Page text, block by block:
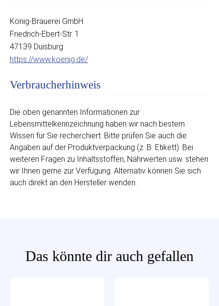
König-Brauerei GmbH
Friedrich-Ebert-Str. 1
47139 Duisburg
https://www.koenig.de/
Verbraucherhinweis
Die oben genannten Informationen zur
Lebensmittelkennzeichnung haben wir nach bestem
Wissen für Sie recherchiert. Bitte prüfen Sie auch die
Angaben auf der Produktverpackung (z. B. Etikett). Bei
weiteren Fragen zu Inhaltsstoffen, Nährwerten usw. stehen
wir Ihnen gerne zur Verfügung. Alternativ können Sie sich
auch direkt an den Hersteller wenden.
Das könnte dir auch gefallen